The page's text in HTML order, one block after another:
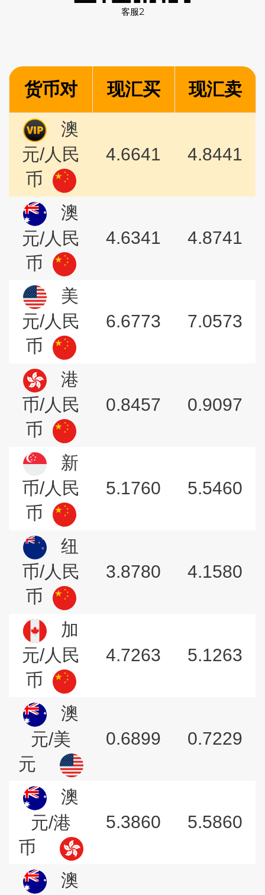
客服2
货币对 现汇买 现汇卖
澳
元/人民
币
4.6641 4.8441
澳
元/人民
币
4.6341 4.8741
美
元/人民
币
6.6773 7.0573
港
币/人民
币
0.8457 0.9097
新
币/人民
币
5.1760 5.5460
纽
币/人民
币
3.8780 4.1580
加
元/人民
币
4.7263 5.1263
澳
元/美
元
0.6899 0.7229
澳
元/港
币
5.3860 5.5860
澳